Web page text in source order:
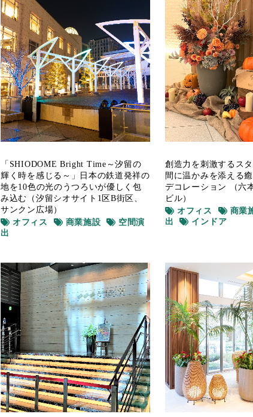
「SHIODOME Bright Time～汐留の
輝く時を感じる～」日本の鉄道発祥の
地を10色の光のうつろいが優しく包
み込む（汐留シオサイト1区B街区、
サンクン広場）
オフィス
商業施設
空間演
出
創造力を刺激するス
間に温かみを添える
デコレーション （六
ビル）
オフィス
商業
出
インドア